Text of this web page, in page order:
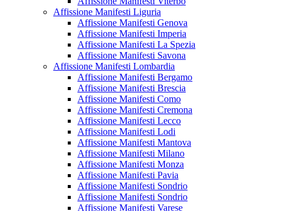
Affissione Manifesti Liguria
Affissione Manifesti Genova
Affissione Manifesti Imperia
Affissione Manifesti La Spezia
Affissione Manifesti Savona
Affissione Manifesti Lombardia
Affissione Manifesti Bergamo
Affissione Manifesti Brescia
Affissione Manifesti Como
Affissione Manifesti Cremona
Affissione Manifesti Lecco
Affissione Manifesti Lodi
Affissione Manifesti Mantova
Affissione Manifesti Milano
Affissione Manifesti Monza
Affissione Manifesti Pavia
Affissione Manifesti Sondrio
Affissione Manifesti Sondrio
Affissione Manifesti Varese